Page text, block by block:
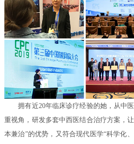
拥有近20年临床诊疗经验的她，从中医
重视角，研发多套中西医结合治疗方案，让
本兼治”的优势，又符合现代医学“科学化